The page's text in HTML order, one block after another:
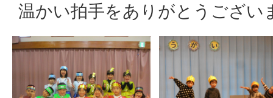
温かい拍手をありがとうござい